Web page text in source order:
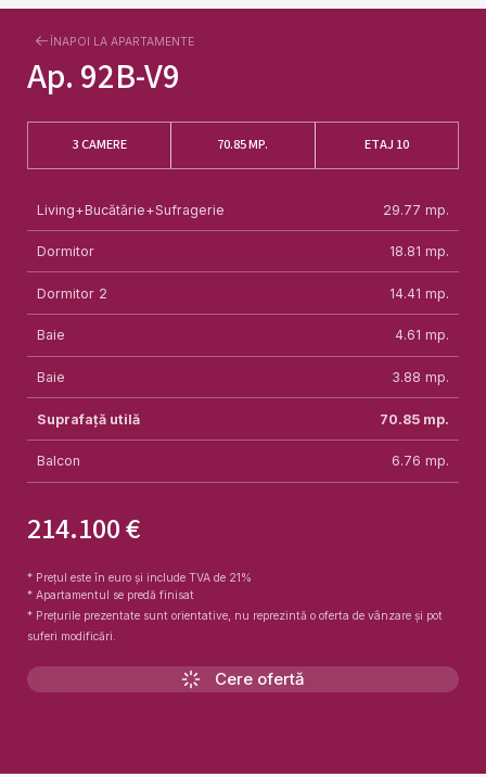
ÎNAPOI LA APARTAMENTE
Ap.92B-V9
3 CAMERE 70.85MP. ETAJ 10
Living+Bucătărie+Sufragerie 29.77 mp.
Dormitor 18.81 mp.
Dormitor 2 14.41 mp.
Baie 4.61 mp.
Baie 3.88 mp.
Suprafață utilă 70.85mp.
Balcon 6.76 mp.
214.100 €
* Prețul este în euro și include TVA de 21%
* Apartamentul se predă finisat
* Prețurile prezentate sunt orientative, nu reprezintă o oferta de vânzare și pot
suferi modificări.
Cere ofertă